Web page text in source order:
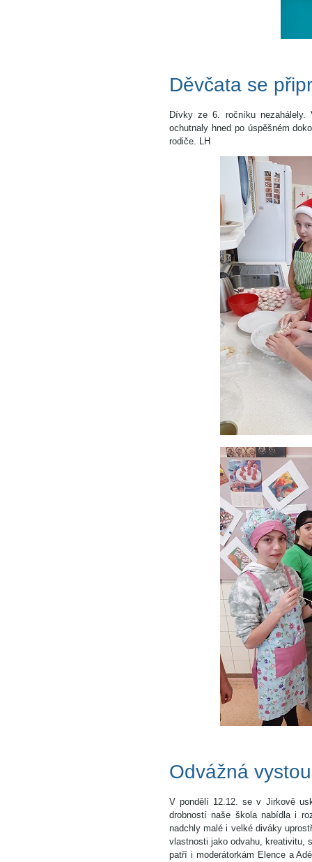
Děvčata se
Dívky ze 6. ročníku
ochutnaly hned po úspěšném
rodiče. LH
Odvážná
V pondělí 12.12. se v Jirkově
drobností naše škola nabídla i
nadchly malé i velké diváky
vlastnosti jako odvahu, kreativitu,
patří i moderátorkám Elence a